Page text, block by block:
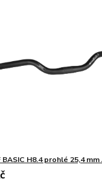
H8.4 prohlé 25,4